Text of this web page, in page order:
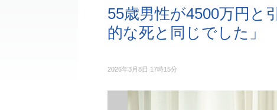
55歳男性が4500万円と
的な死と同じでした」
2026年3月8日 17時15分